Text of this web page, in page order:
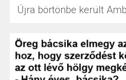
Újra börtönbe került